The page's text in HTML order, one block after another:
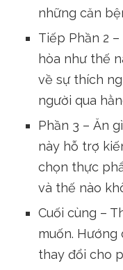
những căn
Tiếp Phần 2
hòa như thế
về sự thích
người qua
Phần 3 – Ăn
này hỗ trợ
chọn thực
và thế nào
Cuối cùng –
muốn. Hướng
thay đổi cho